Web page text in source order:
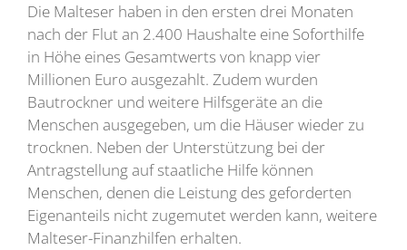
Die Malteser haben in den ersten drei Monaten
nach der Flut an 2.400 Haushalte eine Soforthilfe
in Höhe eines Gesamtwerts von knapp vier
Millionen Euro ausgezahlt. Zudem wurden
Bautrockner und weitere Hilfsgeräte an die
Menschen ausgegeben, um die Häuser wieder zu
trocknen. Neben der Unterstützung bei der
Antragstellung auf staatliche Hilfe können
Menschen, denen die Leistung des geforderten
Eigenanteils nicht zugemutet werden kann, weitere
Malteser-Finanzhilfen erhalten.